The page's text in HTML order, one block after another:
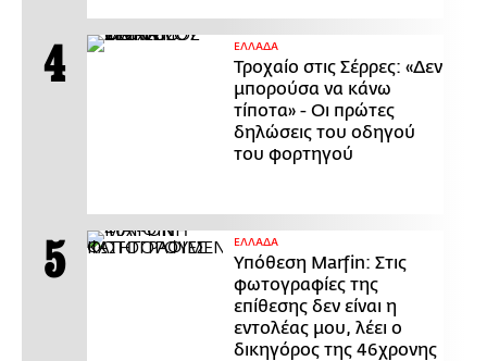
ΕΛΛΑΔΑ
Τροχαίο στις Σέρρες: «Δεν
μπορούσα να κάνω
τίποτα» - Οι πρώτες
δηλώσεις του οδηγού
του φορτηγού
ΕΛΛΑΔΑ
Υπόθεση Marfin: Στις
φωτογραφίες της
επίθεσης δεν είναι η
εντολέας μου, λέει ο
δικηγόρος της 46χρονης